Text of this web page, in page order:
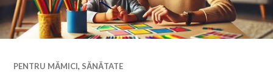
PENTRU MĂMICI, SĂNĂTATE